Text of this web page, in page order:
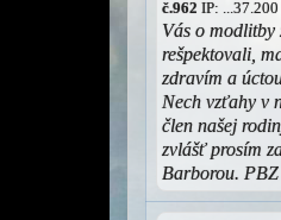
č.962 IP:
Vás o modlitby
rešpektovali,
zdravím a
Nech vzťahy v
člen našej
zvlášť prosím
Barborou.